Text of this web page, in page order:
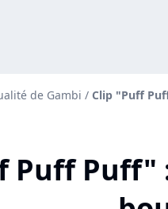
de Gambi / Clip "Puff
Puff Puff"